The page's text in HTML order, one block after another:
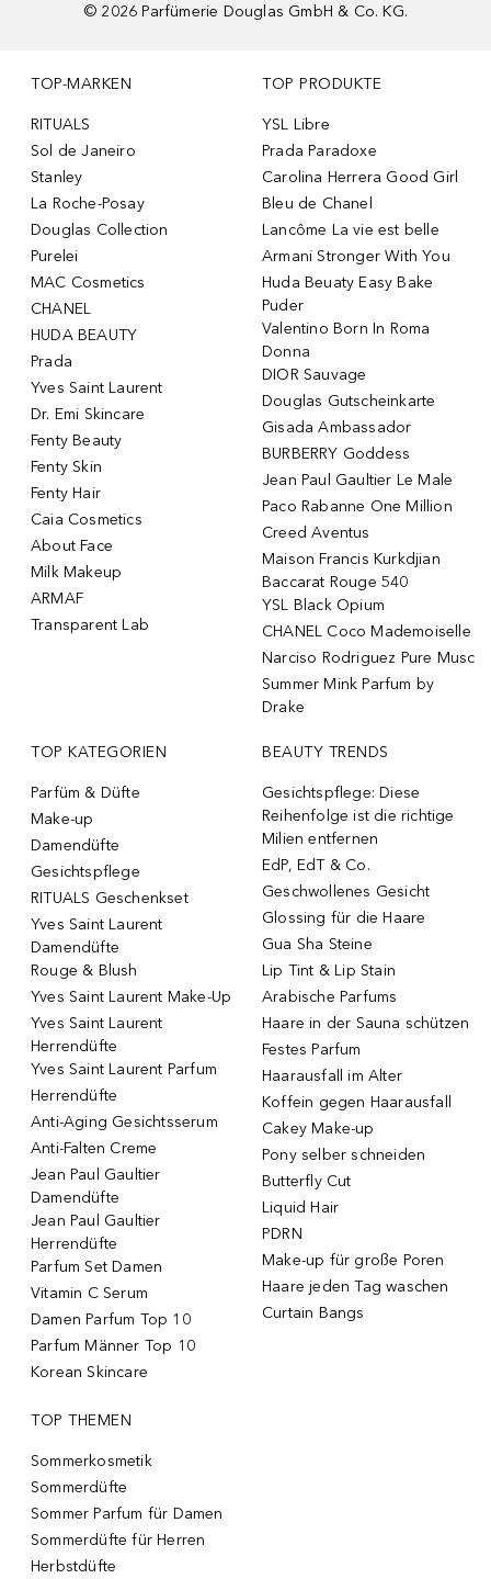
© 2026 Parfümerie Douglas GmbH & Co. KG.
TOP-MARKEN
RITUALS
Sol de Janeiro
Stanley
La Roche-Posay
Douglas Collection
Purelei
MAC Cosmetics
CHANEL
HUDA BEAUTY
Prada
Yves Saint Laurent
Dr. Emi Skincare
Fenty Beauty
Fenty Skin
Fenty Hair
Caia Cosmetics
About Face
Milk Makeup
ARMAF
Transparent Lab
TOP PRODUKTE
YSL Libre
Prada Paradoxe
Carolina Herrera Good Girl
Bleu de Chanel
Lancôme La vie est belle
Armani Stronger With You
Huda Beuaty Easy Bake
Puder
Valentino Born In Roma
Donna
DIOR Sauvage
Douglas Gutscheinkarte
Gisada Ambassador
BURBERRY Goddess
Jean Paul Gaultier Le Male
Paco Rabanne One Million
Creed Aventus
Maison Francis Kurkdjian
Baccarat Rouge 540
YSL Black Opium
CHANEL Coco Mademoiselle
Narciso Rodriguez Pure Musc
Summer Mink Parfum by
Drake
TOP KATEGORIEN
Parfüm & Düfte
Make-up
Damendüfte
Gesichtspflege
RITUALS Geschenkset
Yves Saint Laurent
Damendüfte
Rouge & Blush
Yves Saint Laurent Make-Up
Yves Saint Laurent
Herrendüfte
Yves Saint Laurent Parfum
Herrendüfte
Anti-Aging Gesichtsserum
Anti-Falten Creme
Jean Paul Gaultier
Damendüfte
Jean Paul Gaultier
Herrendüfte
Parfum Set Damen
Vitamin C Serum
Damen Parfum Top 10
Parfum Männer Top 10
Korean Skincare
BEAUTY TRENDS
Gesichtspflege: Diese
Reihenfolge ist die richtige
Milien entfernen
EdP, EdT & Co.
Geschwollenes Gesicht
Glossing für die Haare
Gua Sha Steine
Lip Tint & Lip Stain
Arabische Parfums
Haare in der Sauna schützen
Festes Parfum
Haarausfall im Alter
Koffein gegen Haarausfall
Cakey Make-up
Pony selber schneiden
Butterfly Cut
Liquid Hair
PDRN
Make-up für große Poren
Haare jeden Tag waschen
Curtain Bangs
TOP THEMEN
Sommerkosmetik
Sommerdüfte
Sommer Parfum für Damen
Sommerdüfte für Herren
Herbstdüfte